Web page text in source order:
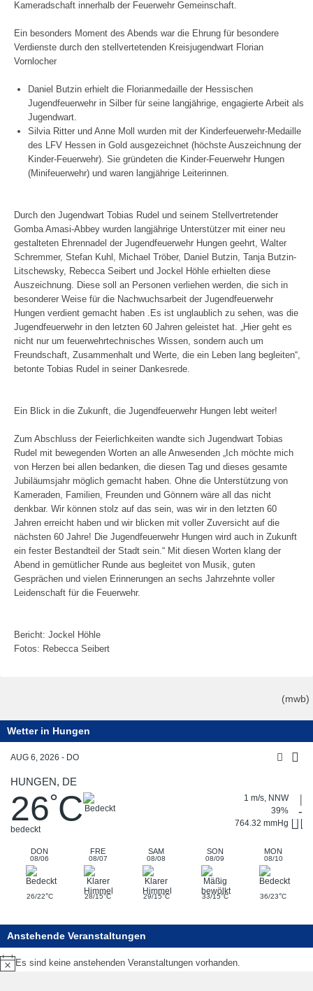
Kameradschaft innerhalb der Feuerwehr Gemeinschaft.
Ein besonders Moment des Abends war die Ehrung für besondere
Verdienste durch den stellvertetenden Kreisjugendwart Florian
Vornlocher
Daniel Butzin erhielt die Florianmedaille der Hessischen
Jugendfeuerwehr in Silber für seine langjährige, engagierte Arbeit als
Jugendwart.
Silvia Ritter und Anne Moll wurden mit der Kinderfeuerwehr-Medaille
des LFV Hessen in Gold ausgezeichnet (höchste Auszeichnung der
Kinder-Feuerwehr). Sie gründeten die Kinder-Feuerwehr Hungen
(Minifeuerwehr) und waren langjährige Leiterinnen.
Durch den Jugendwart Tobias Rudel und seinem Stellvertretender
Gomba Amasi-Abbey wurden langjährige Unterstützer mit einer neu
gestalteten Ehrennadel der Jugendfeuerwehr Hungen geehrt, Walter
Schremmer, Stefan Kuhl, Michael Tröber, Daniel Butzin, Tanja Butzin-
Litschewsky, Rebecca Seibert und Jockel Höhle erhielten diese
Auszeichnung. Diese soll an Personen verliehen werden, die sich in
besonderer Weise für die Nachwuchsarbeit der Jugendfeuerwehr
Hungen verdient gemacht haben .Es ist unglaublich zu sehen, was die
Jugendfeuerwehr in den letzten 60 Jahren geleistet hat. „Hier geht es
nicht nur um feuerwehrtechnisches Wissen, sondern auch um
Freundschaft, Zusammenhalt und Werte, die ein Leben lang begleiten“,
betonte Tobias Rudel in seiner Dankesrede.
Ein Blick in die Zukunft, die Jugendfeuerwehr Hungen lebt weiter!
Zum Abschluss der Feierlichkeiten wandte sich Jugendwart Tobias
Rudel mit bewegenden Worten an alle Anwesenden „Ich möchte mich
von Herzen bei allen bedanken, die diesen Tag und dieses gesamte
Jubiläumsjahr möglich gemacht haben. Ohne die Unterstützung von
Kameraden, Familien, Freunden und Gönnern wäre all das nicht
denkbar. Wir können stolz auf das sein, was wir in den letzten 60
Jahren erreicht haben und wir blicken mit voller Zuversicht auf die
nächsten 60 Jahre! Die Jugendfeuerwehr Hungen wird auch in Zukunft
ein fester Bestandteil der Stadt sein.“ Mit diesen Worten klang der
Abend in gemütlicher Runde aus begleitet von Musik, guten
Gesprächen und vielen Erinnerungen an sechs Jahrzehnte voller
Leidenschaft für die Feuerwehr.
Bericht: Jockel Höhle
Fotos: Rebecca Seibert
(mwb)
Wetter in Hungen
AUG 6, 2026 - DO
HUNGEN, DE
26°C
bedeckt
1 m/s, NNW
39%
764.32 mmHg
DON
08/06
FRE
08/07
SAM
08/08
SON
08/09
MON
08/10
26/22°C 28/15°C 29/15°C 33/15°C 36/23°C
Anstehende Veranstaltungen
Hinweis
Es sind keine anstehenden Veranstaltungen vorhanden.